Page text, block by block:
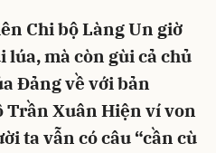
Chi bộ Làng Un giờ
lúa, mà còn gùi cả chủ
Đảng về với bản
Trần Xuân Hiện ví von
ta vẫn có câu “cần cù
Hủy Gửi